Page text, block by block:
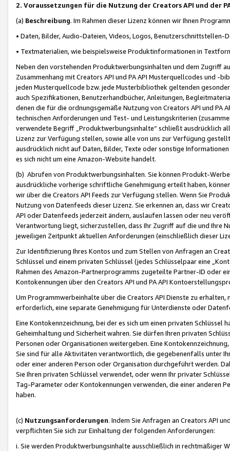
2. Voraussetzungen für die Nutzung der Creators API und der
(a) Beschreibung. Im Rahmen dieser Lizenz können wir Ihnen
• Daten, Bilder, Audio-Dateien, Videos, Logos, Benutzerschnittstellen-
• Textmaterialien, wie beispielsweise Produktinformationen in
Neben den vorstehenden Produktwerbungsinhalten und dem Zugriff
Zusammenhang mit Creators API und PA API Musterquellcodes und
jeden Musterquellcode bzw. jede Musterbibliothek geltenden
auch Spezifikationen, Benutzerhandbücher, Anleitungen,
denen die für die ordnungsgemäße Nutzung von Creators API und PA
technischen Anforderungen und Test- und Leistungskriterien
verwendete Begriff „Produktwerbungsinhalte“ schließt ausdrücklich
Lizenz zur Verfügung stellen, sowie alle von uns zur Verfügung
ausdrücklich nicht auf Daten, Bilder, Texte oder sonstige
es sich nicht um eine Amazon-Website handelt.
(b) Abrufen von Produktwerbungsinhalten. Sie können Produkt-
ausdrückliche vorherige schriftliche Genehmigung erteilt haben,
wir über die Creators API Feeds zur Verfügung stellen. Wenn Sie
Nutzung von Datenfeeds dieser Lizenz. Sie erkennen an, dass wir
API oder Datenfeeds jederzeit ändern, auslaufen lassen oder neu
Verantwortung liegt, sicherzustellen, dass Ihr Zugriff auf die und Ihre
jeweiligen Zeitpunkt aktuellen Anforderungen (einschließlich dieser
Zur Identifizierung Ihres Kontos und zum Stellen von Anfragen an
Schlüssel und einem privaten Schlüssel (jedes Schlüsselpaar eine
Rahmen des Amazon-Partnerprogramms zugeteilte Partner-ID oder
Kontokennungen über den Creators API und PA API
Um Programmwerbeinhalte über die Creators API Dienste zu
erforderlich, eine separate Genehmigung für Unterdienste oder
Eine Kontokennzeichnung, bei der es sich um einen privaten
Geheimhaltung und Sicherheit wahren. Sie dürfen Ihren privaten
Personen oder Organisationen weitergeben. Eine
Sie sind für alle Aktivitäten verantwortlich, die gegebenenfalls unter
oder einer anderen Person oder Organisation durchgeführt werden.
Sie Ihren privaten Schlüssel verwendet, oder wenn Ihr privater
Tag-Parameter oder Kontokennungen verwenden, die einer anderen
haben.
(c) Nutzungsanforderungen. Indem Sie Anfragen an Creators API
verpflichten Sie sich zur Einhaltung der folgenden Anforderungen:
i. Sie werden Produktwerbungsinhalte ausschließlich in rechtmäßiger